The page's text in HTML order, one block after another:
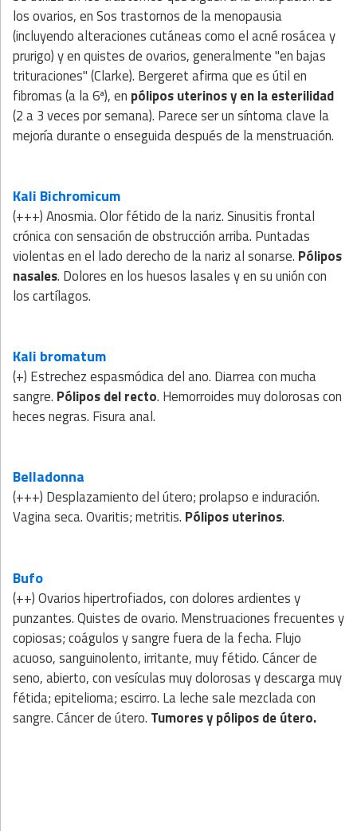
los ovarios, en Sos trastornos de la menopausia
(incluyendo alteraciones cutáneas como el acné rosácea y
prurigo) y en quistes de ovarios, generalmente "en bajas
trituraciones" (Clarke). Bergeret afirma que es útil en
fibromas (a la 6ª), en pólipos uterinos y en la esterilidad
(2 a 3 veces por semana). Parece ser un síntoma clave la
mejoría durante o enseguida después de la menstruación.
Kali Bichromicum
(+++) Anosmia. Olor fétido de la nariz. Sinusitis frontal
crónica con sensación de obstrucción arriba. Puntadas
violentas en el lado derecho de la nariz al sonarse. Pólipos
nasales. Dolores en los huesos lasales y en su unión con
los cartílagos.
Kali bromatum
(+) Estrechez espasmódica del ano. Diarrea con mucha
sangre. Pólipos del recto. Hemorroides muy dolorosas con
heces negras. Fisura anal.
Belladonna
(+++) Desplazamiento del útero; prolapso e induración.
Vagina seca. Ovaritis; metritis. Pólipos uterinos.
Bufo
(++) Ovarios hipertrofiados, con dolores ardientes y
punzantes. Quistes de ovario. Menstruaciones frecuentes y
copiosas; coágulos y sangre fuera de la fecha. Flujo
acuoso, sanguinolento, irritante, muy fétido. Cáncer de
seno, abierto, con vesículas muy dolorosas y descarga muy
fétida; epitelioma; escirro. La leche sale mezclada con
sangre. Cáncer de útero. Tumores y pólipos de útero.